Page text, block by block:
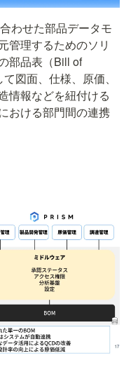
わせた部品データモ
管理するためのソリ
部品表（Bill of
図面、仕様、原価、
情報などを紐付ける
おける部門間の連携